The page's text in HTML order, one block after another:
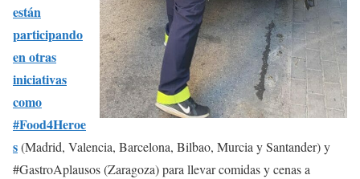
están
participando
en otras
iniciativas
como
#Food4Heroe
s(Madrid, Valencia, Barcelona, Bilbao, Murcia y Santander) y
#GastroAplausos (Zaragoza) para llevar comidas y cenas a